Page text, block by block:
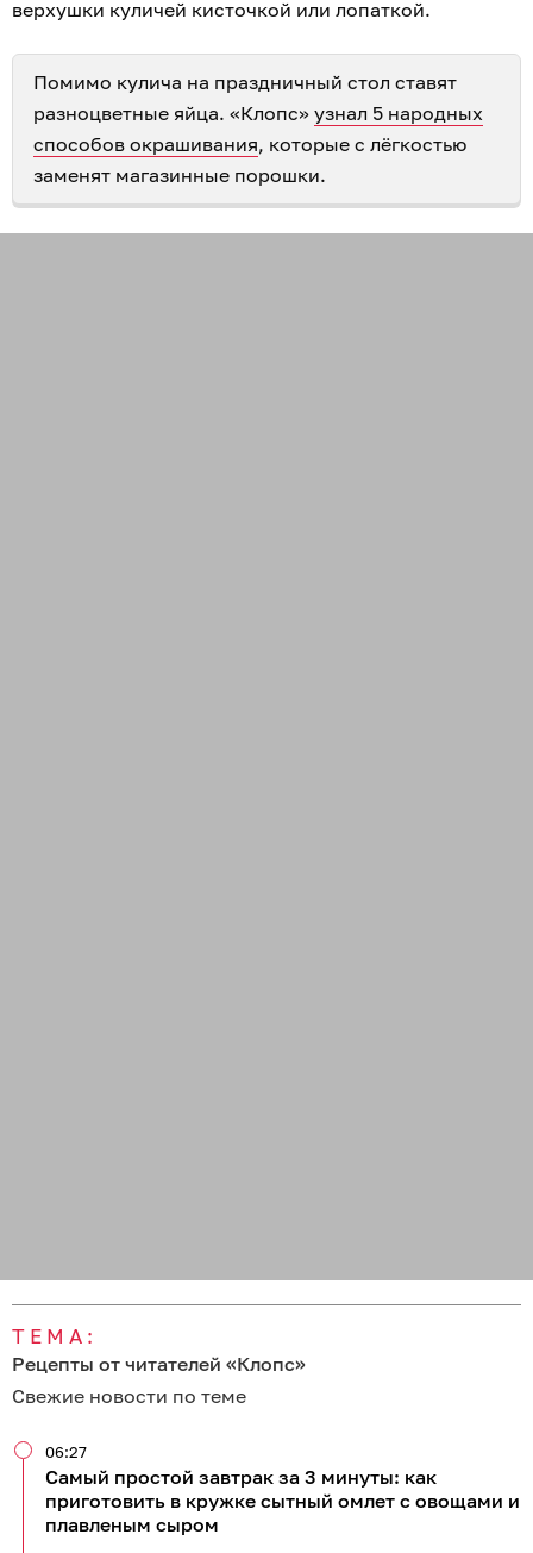
верхушки куличей кисточкой или лопаткой.
Помимо кулича на праздничный стол ставят
разноцветные яйца. «Клопс» узнал 5 народных
способов окрашивания, которые с лёгкостью
заменят магазинные порошки.
ТЕМА:
Рецепты от читателей «Клопс»
Свежие новости по теме
Самый простой завтрак за 3 минуты: как
приготовить в кружке сытный омлет с овощами и
плавленым сыром
06:27